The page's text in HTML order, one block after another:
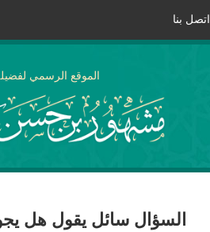
اتصل بنا
الموقع الرسمي
السؤال سائل يقول هل